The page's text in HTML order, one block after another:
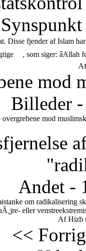
Disse fjender af Islam
, som siger:
mod
Billeder -
mod
Andet -
om radikalisering
eller
Af Hizb
<<